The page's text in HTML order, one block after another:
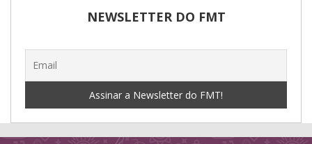
NEWSLETTER DO FMT